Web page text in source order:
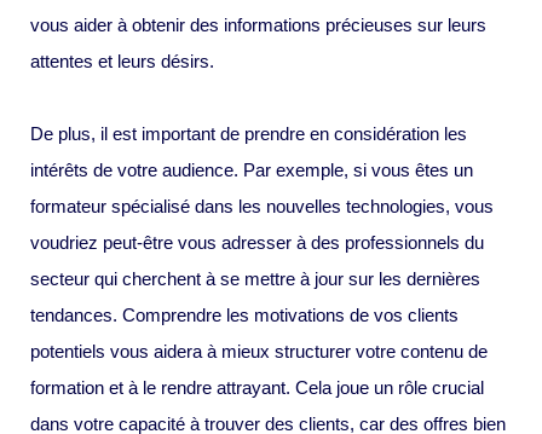
vous aider à obtenir des informations précieuses sur leurs
attentes et leurs désirs.
De plus, il est important de prendre en considération les
intérêts de votre audience. Par exemple, si vous êtes un
formateur spécialisé dans les nouvelles technologies, vous
voudriez peut-être vous adresser à des professionnels du
secteur qui cherchent à se mettre à jour sur les dernières
tendances. Comprendre les motivations de vos clients
potentiels vous aidera à mieux structurer votre contenu de
formation et à le rendre attrayant. Cela joue un rôle crucial
dans votre capacité à trouver des clients, car des offres bien